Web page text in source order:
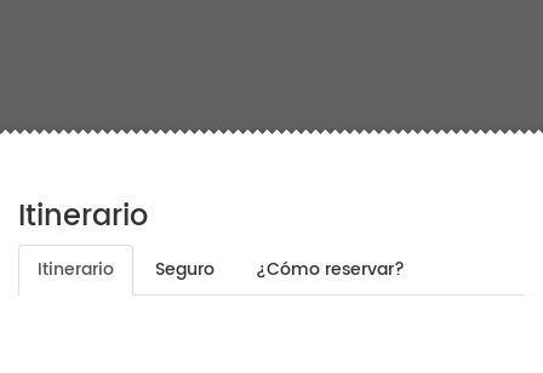
Itinerario
Itinerario Seguro ¿Cómo reservar?